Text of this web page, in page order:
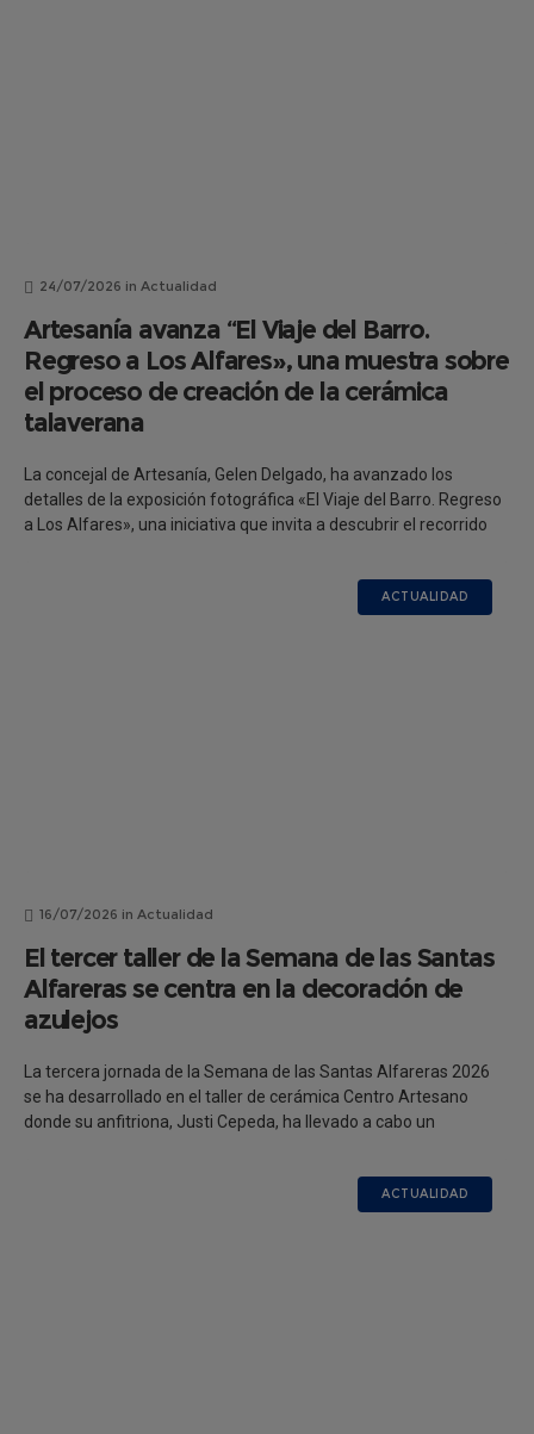
24/07/2026 in Actualidad
Artesanía avanza “El Viaje del Barro.
Regreso a Los Alfares», una muestra sobre
el proceso de creación de la cerámica
talaverana
La concejal de Artesanía, Gelen Delgado, ha avanzado los
detalles de la exposición fotográfica «El Viaje del Barro. Regreso
a Los Alfares», una iniciativa que invita a descubrir el recorrido
ACTUALIDAD
16/07/2026 in Actualidad
El tercer taller de la Semana de las Santas
Alfareras se centra en la decoración de
azulejos
La tercera jornada de la Semana de las Santas Alfareras 2026
se ha desarrollado en el taller de cerámica Centro Artesano
donde su anfitriona, Justi Cepeda, ha llevado a cabo un
ACTUALIDAD